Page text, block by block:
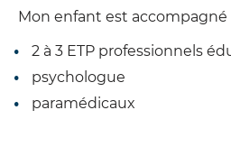
Mon enfant est
2 à 3 ETP professionnels
psychologue
paramédicaux